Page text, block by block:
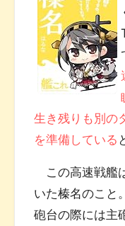
生き残りも別の
を準備している
この高速戦艦
いた榛名のこと
砲台の際には主